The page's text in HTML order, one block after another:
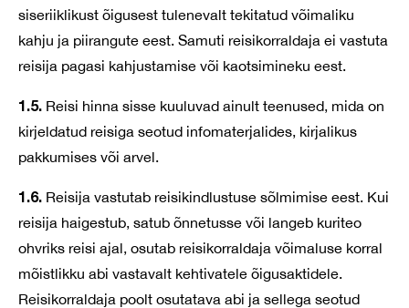
siseriiklikust õigusest tulenevalt tekitatud võimaliku
kahju ja piirangute eest. Samuti reisikorraldaja ei vastuta
reisija pagasi kahjustamise või kaotsimineku eest.
1.5. Reisi hinna sisse kuuluvad ainult teenused, mida on
kirjeldatud reisiga seotud infomaterjalides, kirjalikus
pakkumises või arvel.
1.6. Reisija vastutab reisikindlustuse sõlmimise eest. Kui
reisija haigestub, satub õnnetusse või langeb kuriteo
ohvriks reisi ajal, osutab reisikorraldaja võimaluse korral
mõistlikku abi vastavalt kehtivatele õigusaktidele.
Reisikorraldaja poolt osutatava abi ja sellega seotud